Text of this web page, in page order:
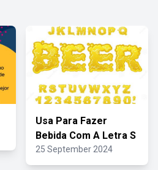
Usa Para Fazer
Bebida Com A Letra S
25 September 2024